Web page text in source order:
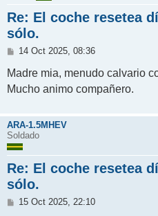
Re: El coche resetea
sólo.
M
n
a
14 Oct 2025, 08:36
Madre mia, menudo calvario
Mucho animo compañero.
ARA-1.5MHEV
Soldado
Re: El coche resetea
sólo.
M15 Oct 2025, 22:10